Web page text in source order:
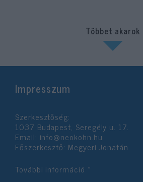
Többet akarok
Impresszum
Szerkesztőség:
1037 Budapest, Seregély u. 17.
Email: info@neokohn.hu
Főszerkesztő: Megyeri Jonatán
További információ »